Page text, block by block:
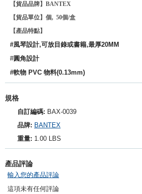
【貨品品牌】 BANTEX
【貨品單位】個, 50個/盒
【產品特點】
#風琴設計,可放目錄或書籍,最厚20MM
#圓角設計
#軟物 PVC 物料(0.13mm)
規格
自訂編碼: BAX-0039
品牌: BANTEX
重量: 1.00 LBS
產品評論
輸入您的產品評論
這項未有任何評論